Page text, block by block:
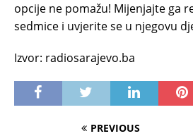
opcije ne pomažu! Mijenjajte ga
sedmice i uvjerite se u njegovu
Izvor: radiosarajevo.ba
PREVIOUS